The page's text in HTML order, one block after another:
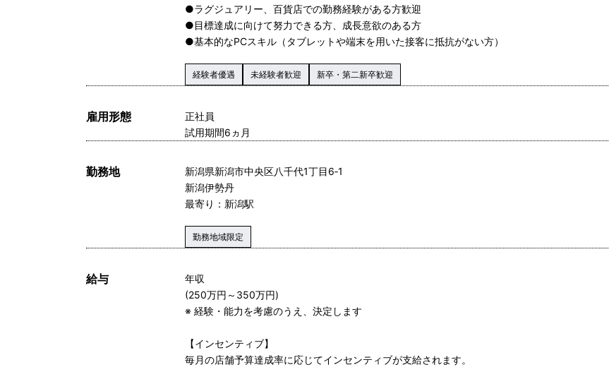
●ラグジュアリー、百貨店での勤務経験がある方歓迎
●目標達成に向けて努力できる方、成長意欲のある方
●基本的なPCスキル（タブレットや端末を用いた接客に抵抗がない方）
経験者優遇 未経験者歓迎 新卒・第二新卒歓迎
雇用形態
正社員
試用期間6ヵ月
勤務地
新潟県新潟市中央区八千代1丁目6‐1
新潟伊勢丹
最寄り：新潟駅
勤務地域限定
給与
年収
(250万円～350万円)
※ 経験・能力を考慮のうえ、決定します
【インセンティブ】
毎月の店舗予算達成率に応じてインセンティブが支給されます。